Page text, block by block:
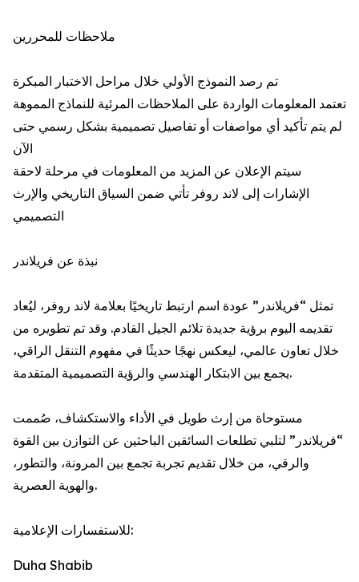
ملاحظات للمحررين
تم رصد النموذج الأولي خلال مراحل الاختبار المبكرة
تعتمد المعلومات الواردة على الملاحظات المرئية للنماذج المموهة
لم يتم تأكيد أي مواصفات أو تفاصيل تصميمية بشكل رسمي حتى
الآن
سيتم الإعلان عن المزيد من المعلومات في مرحلة لاحقة
الإشارات إلى لاند روفر تأتي ضمن السياق التاريخي والإرث
التصميمي
نبذة عن فريلاندر
تمثل “فريلاندر” عودة اسم ارتبط تاريخيًا بعلامة لاند روفر، ليُعاد
تقديمه اليوم برؤية جديدة تلائم الجيل القادم. وقد تم تطويره من
خلال تعاون عالمي، ليعكس نهجًا حديثًا في مفهوم التنقل الراقي،
يجمع بين الابتكار الهندسي والرؤية التصميمية المتقدمة.
مستوحاة من إرث طويل في الأداء والاستكشاف، صُممت
“فريلاندر” لتلبي تطلعات السائقين الباحثين عن التوازن بين القوة
والرقي، من خلال تقديم تجربة تجمع بين المرونة، والتطور،
والهوية العصرية.
للاستفسارات الإعلامية:
Duha Shabib